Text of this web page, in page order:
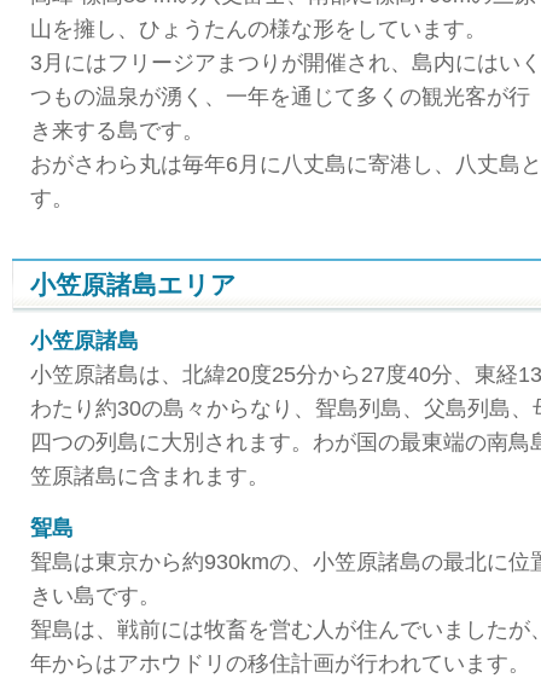
山を擁し、ひょうたんの様な形をしています。
3月にはフリージアまつりが開催され、島内にはいく
つもの温泉が湧く、一年を通じて多くの観光客が行
き来する島です。
おがさわら丸は毎年6月に八丈島に寄港し、八丈島
す。
小笠原諸島エリア
小笠原諸島
小笠原諸島は、北緯20度25分から27度40分、東経
わたり約30の島々からなり、聟島列島、父島列島
四つの列島に大別されます。わが国の最東端の南
笠原諸島に含まれます。
聟島
聟島は東京から約930kmの、小笠原諸島の最北に位
きい島です。
聟島は、戦前には牧畜を営む人が住んでいましたが
年からはアホウドリの移住計画が行われています。